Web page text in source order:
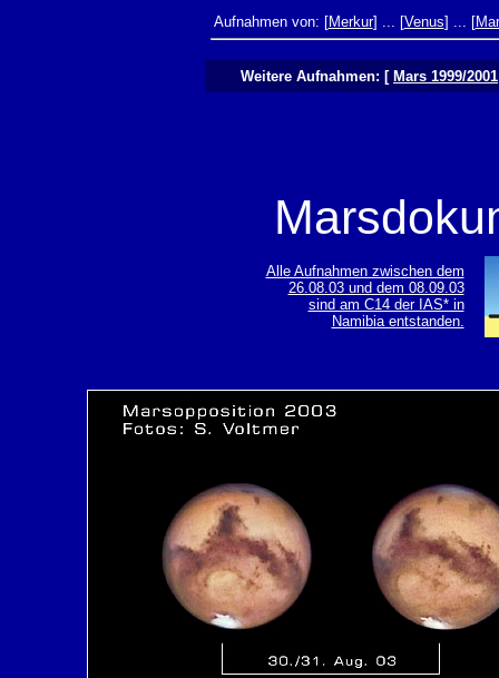
Aufnahmen von: [Merkur] ... [Venus] ... [
Weitere Aufnahmen: [ Mars 1999/2001
Alle Aufnahmen zwischen dem
26.08.03 und dem 08.09.03
sind am C14 der IAS* in
Namibia entstanden.